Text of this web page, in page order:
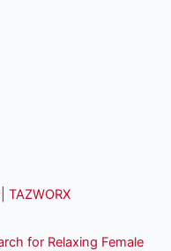
for Relaxing Female